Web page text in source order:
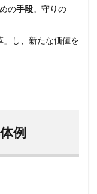
の手段。守りの
」し、新たな価値を
例